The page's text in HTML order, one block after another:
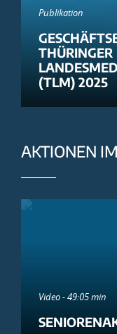
Publikation
THÜRINGER
(TLM) 2025
AKTIONEN
Video - 49:05 min